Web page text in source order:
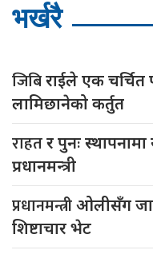
भर्खरै
जिबिराईले एक चर्चित
लामिछानेको कर्तुत
राहतर पुनः
प्रधानमन्त्री
प्रधानमन्त्रीओलीसँग
शिष्टाचार भेट